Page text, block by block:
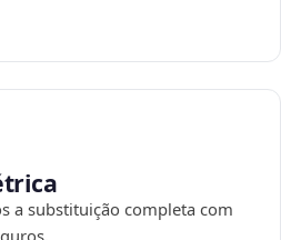
a substituição completa com